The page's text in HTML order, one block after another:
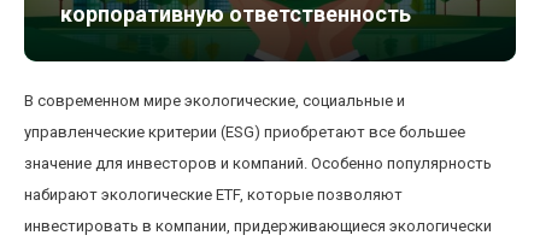
корпоративную ответственность
В современном мире экологические, социальные и
управленческие критерии (ESG) приобретают все большее
значение для инвесторов и компаний. Особенно популярность
набирают экологические ETF, которые позволяют
инвестировать в компании, придерживающиеся экологически